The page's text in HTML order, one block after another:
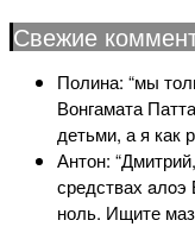
Свежие
Полина: “мы
Вонгамата
детьми, а я как
Антон: “
средствах
ноль. Ищите